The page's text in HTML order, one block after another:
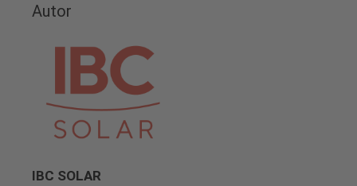
Autor
IBC SOLAR